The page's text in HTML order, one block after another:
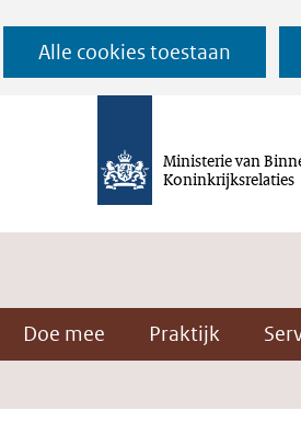
Alle cookies toestaan
Ga
naar
de
Ministerie van
Koninkrijksrelaties
Doe mee Praktijk